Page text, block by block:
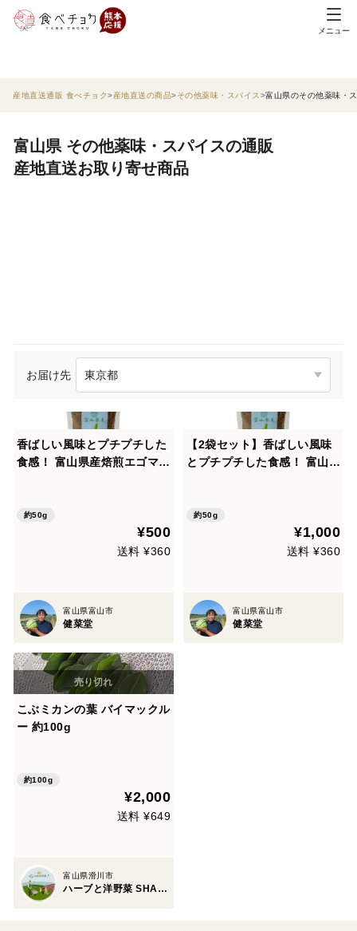
メニュー
産地直送通販 食べチョク 産地直送の商品 その他薬味・スパイス 富山県のその他薬味・
富山県 その他薬味・スパイスの通販
産地直送お取り寄せ商品
お届け先
香ばしい風味とプチプチした
食感！ 富山県産焙煎エゴマの
約50g
¥500
送料 ¥360
富山県富山市
健菜堂
【2袋セット】香ばしい風味
とプチプチした食感！ 富山県
約50g
¥1,000
送料 ¥360
富山県富山市
健菜堂
こぶミカンの葉 バイマックル
ー 約100g
約100g
¥2,000
送料 ¥649
富山県滑川市
ハーブと洋野菜 SHANKE!